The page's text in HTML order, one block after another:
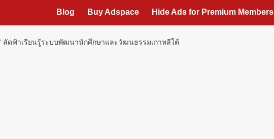
Blog Buy Adspace Hide Ads for Premium Members
ลัดฟ้าเรียนรู้ระบบพัฒนานักศึกษาและวัฒนธรรมเกาหลีใต้